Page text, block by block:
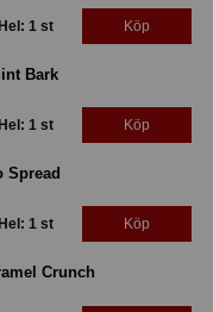
1 st Köp
Bark
Hel: 1 st Köp
Spread
Hel: 1 st Köp
Crunch